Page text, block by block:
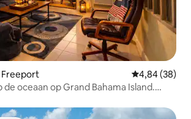
Gemiddelde
4,84 (38)
oceaan op Grand Bahama Island.